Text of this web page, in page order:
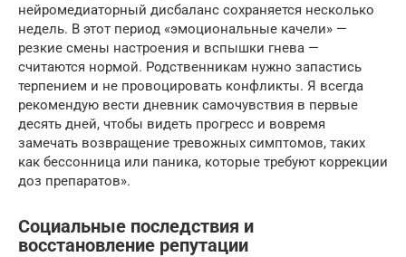
нейромедиаторный дисбаланс сохраняется несколько
недель. В этот период «эмоциональные качели» —
резкие смены настроения и вспышки гнева —
считаются нормой. Родственникам нужно запастись
терпением и не провоцировать конфликты. Я всегда
рекомендую вести дневник самочувствия в первые
десять дней, чтобы видеть прогресс и вовремя
замечать возвращение тревожных симптомов, таких
как бессонница или паника, которые требуют коррекции
доз препаратов».
Социальные последствия и
восстановление репутации